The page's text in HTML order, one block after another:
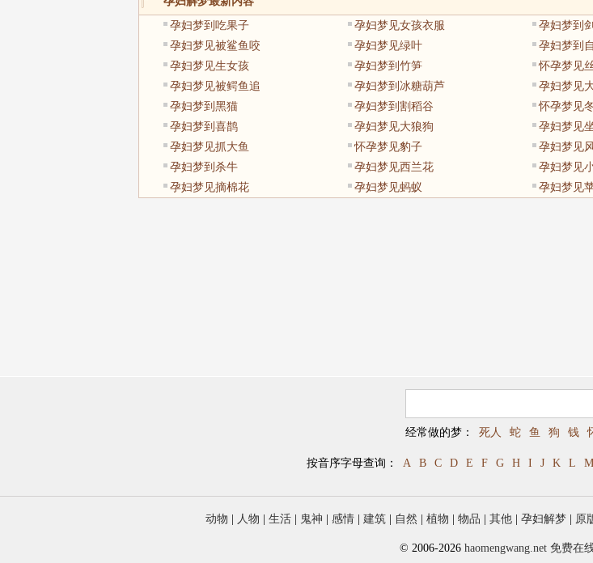
孕妇梦到吃果子
孕妇梦见女孩衣服
孕妇梦到剑
孕妇梦见被鲨鱼咬
孕妇梦见绿叶
孕妇梦到
孕妇梦见生女孩
孕妇梦到竹笋
怀孕梦见
孕妇梦见被鳄鱼追
孕妇梦到冰糖葫芦
孕妇梦见
孕妇梦到黑猫
孕妇梦到割稻谷
怀孕梦见
孕妇梦到喜鹊
孕妇梦见大狼狗
孕妇梦见
孕妇梦见抓大鱼
怀孕梦见豹子
孕妇梦见
孕妇梦到杀牛
孕妇梦见西兰花
孕妇梦见
孕妇梦见摘棉花
孕妇梦见蚂蚁 孕妇梦见
经常做的梦： 死人 蛇 鱼 狗 钱
按音序字母查询： A B C D E F G H I J K L M
动物 人物 生活 鬼神 感情 建筑 自然 植物 物品 其他 孕妇解梦 原
© 2006-2026 haomengwang.net 免费在